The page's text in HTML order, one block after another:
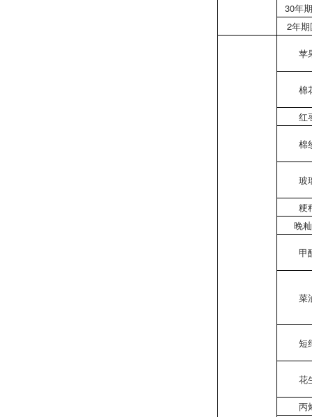
30年
2年
苹
棉
红
棉
玻
粳
晚
甲
菜
短
花
丙